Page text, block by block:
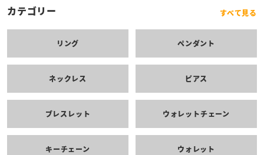
カテゴリー すべて見る
リング ペンダント
ネックレス ピアス
ブレスレット ウォレットチェーン
キーチェーン ウォレット